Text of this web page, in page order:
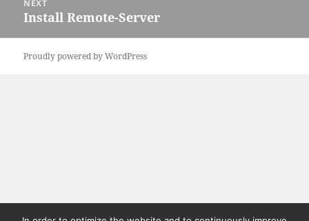
NEXT
Next
Install Remote-Server
Proudly powered by WordPress